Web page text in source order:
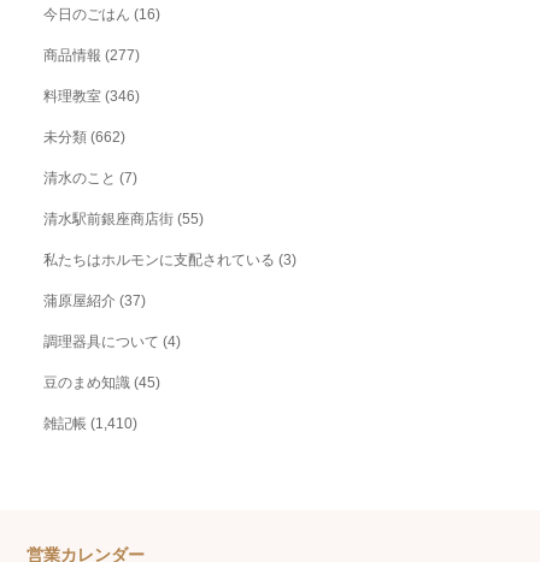
今日のごはん (16)
商品情報 (277)
料理教室 (346)
未分類 (662)
清水のこと (7)
清水駅前銀座商店街 (55)
私たちはホルモンに支配されている (3)
蒲原屋紹介 (37)
調理器具について (4)
豆のまめ知識 (45)
雑記帳 (1,410)
営業カレンダー